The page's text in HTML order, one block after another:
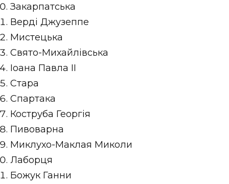
Закарпатська
Верді Джузеппе
Мистецька
Свято-Михайлівська
Іоана Павла ІІ
Стара
Спартака
Коструба Георгія
Пивоварна
Миклухо-Маклая Миколи
Лаборця
Божук Ганни